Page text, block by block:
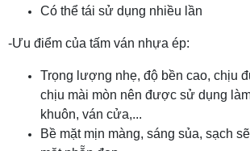
Có thể tái sử dụng nhiều lần
-Ưu điểm của tấm ván nhựa ép:
Trọng lượng nhẹ, độ bền cao, chịu
chịu mài mòn nên được sử dụng
khuôn, ván cửa,...
Bề mặt mịn màng, sáng sủa, sạch